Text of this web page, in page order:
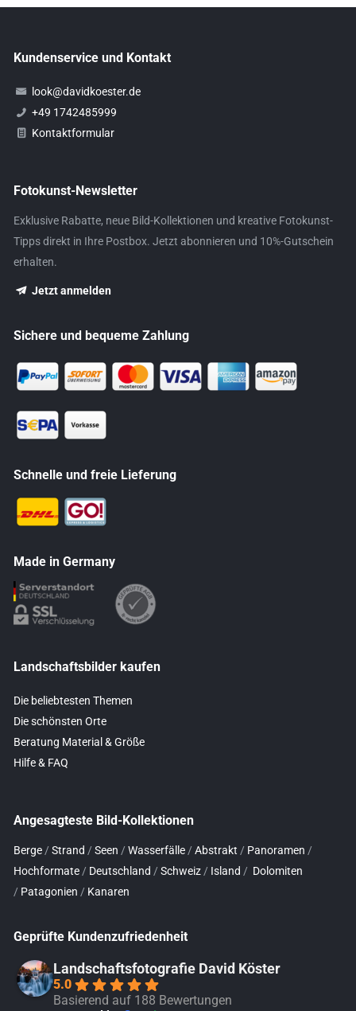
Kundenservice und Kontakt
look@davidkoester.de
+49 1742485999
Kontaktformular
Fotokunst-Newsletter
Exklusive Rabatte, neue Bild-Kollektionen und kreative Fotokunst-
Tipps direkt in Ihre Postbox. Jetzt abonnieren und 10%-Gutschein
erhalten.
Jetzt anmelden
Sichere und bequeme Zahlung
Schnelle und freie Lieferung
Made in Germany
Landschaftsbilder kaufen
Die beliebtesten Themen
Die schönsten Orte
Beratung Material & Größe
Hilfe & FAQ
Angesagteste Bild-Kollektionen
Berge / Strand / Seen / Wasserfälle / Abstrakt / Panoramen /
Hochformate / Deutschland / Schweiz / Island / Dolomiten
/ Patagonien / Kanaren
Geprüfte Kundenzufriedenheit
Landschaftsfotografie David Köster
5.0
Basierend auf 188 Bewertungen